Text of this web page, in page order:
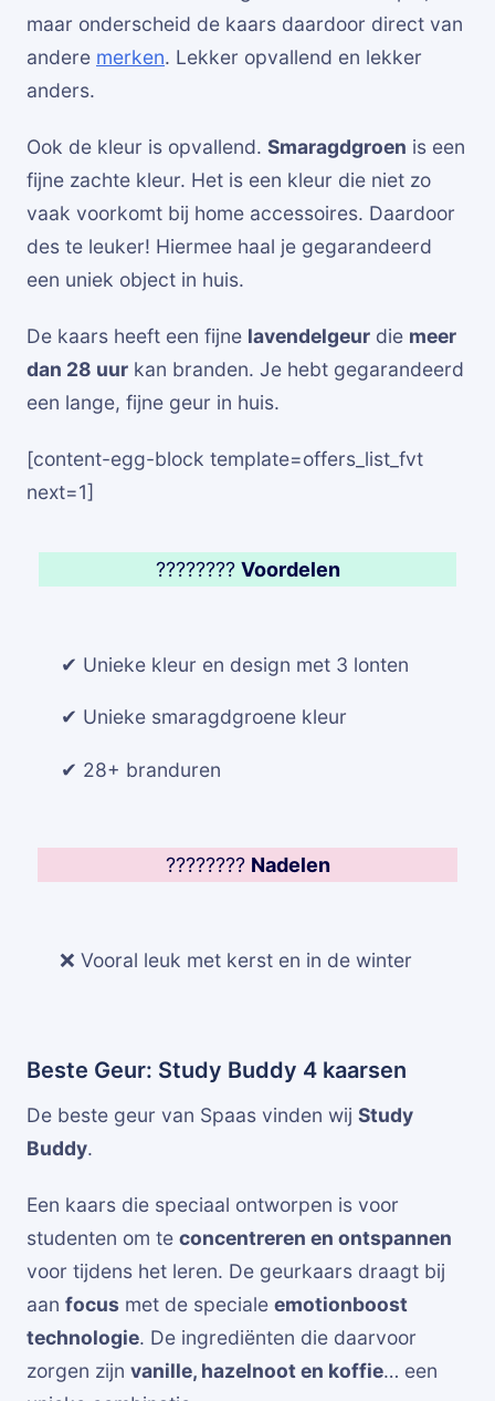
maar onderscheid de kaars daardoor direct van
andere merken. Lekker opvallend en lekker
anders.
Ook de kleur is opvallend. Smaragdgroen is een
fijne zachte kleur. Het is een kleur die niet zo
vaak voorkomt bij home accessoires. Daardoor
des te leuker! Hiermee haal je gegarandeerd
een uniek object in huis.
De kaars heeft een fijne lavendelgeur die meer
dan 28 uur kan branden. Je hebt gegarandeerd
een lange, fijne geur in huis.
[content-egg-block template=offers_list_fvt
next=1]
???????? Voordelen
✔ Unieke kleur en design met 3 lonten
✔ Unieke smaragdgroene kleur
✔ 28+ branduren
???????? Nadelen
❌ Vooral leuk met kerst en in de winter
Beste Geur: Study Buddy 4 kaarsen
De beste geur van Spaas vinden wij Study
Buddy.
Een kaars die speciaal ontworpen is voor
studenten om te concentreren en ontspannen
voor tijdens het leren. De geurkaars draagt bij
aan focus met de speciale emotionboost
technologie. De ingrediënten die daarvoor
zorgen zijn vanille, hazelnoot en koffie… een